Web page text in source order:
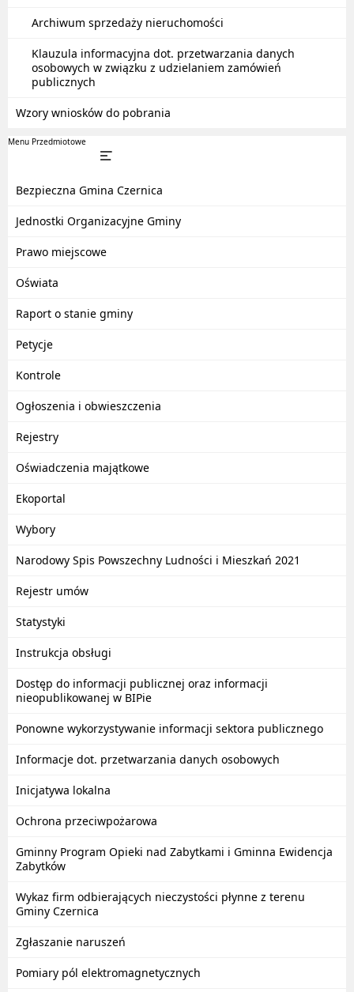
Archiwum sprzedaży nieruchomości
Klauzula informacyjna dot. przetwarzania danych
osobowych w związku z udzielaniem zamówień
publicznych
Wzory wniosków do pobrania
Menu Przedmiotowe
Bezpieczna Gmina Czernica
Jednostki Organizacyjne Gminy
Prawo miejscowe
Oświata
Raport o stanie gminy
Petycje
Kontrole
Ogłoszenia i obwieszczenia
Rejestry
Oświadczenia majątkowe
Ekoportal
Wybory
Narodowy Spis Powszechny Ludności i Mieszkań 2021
Rejestr umów
Statystyki
Instrukcja obsługi
Dostęp do informacji publicznej oraz informacji
nieopublikowanej w BIPie
Ponowne wykorzystywanie informacji sektora publicznego
Informacje dot. przetwarzania danych osobowych
Inicjatywa lokalna
Ochrona przeciwpożarowa
Gminny Program Opieki nad Zabytkami i Gminna Ewidencja
Zabytków
Wykaz firm odbierających nieczystości płynne z terenu
Gminy Czernica
Zgłaszanie naruszeń
Pomiary pól elektromagnetycznych